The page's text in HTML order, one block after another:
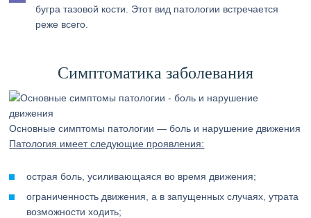
бугра тазовой кости. Этот вид патологии встречается
реже всего.
Симптоматика заболевания
Основные симптомы патологии — боль и нарушение движения
Патология имеет следующие проявления:
острая боль, усиливающаяся во время движения;
ограниченность движения, а в запущенных случаях, утрата
возможности ходить;